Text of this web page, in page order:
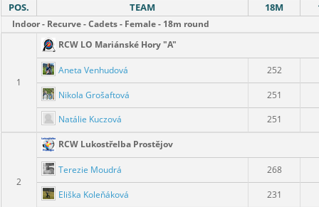
POS.
TEAM 18M
Indoor - Recurve - Cadets - Female - 18m round
1
RCW LO Mariánské Hory "A"
Aneta Venhudová 252
Nikola Grošaftová
251
Natálie Kuczová
251
2
RCW Lukostřelba Prostějov
Terezie Moudrá 268
Eliška Koleňáková
231